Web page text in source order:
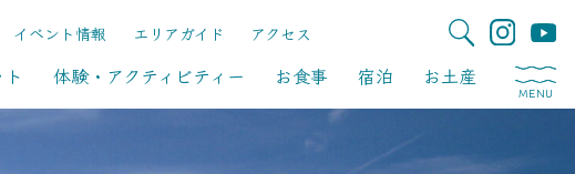
イベント情報 エリアガイド アクセス
体験・アクティビティー お食事 宿泊 お土産
MENU